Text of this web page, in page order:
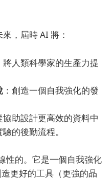
，屆時 AI 將：
將人類科學家的生產力提
：創造一個自我強化的發
協助設計更高效的資料中
的後勤流程。
性的。它是一個自我強化
更好的工具（更強的晶